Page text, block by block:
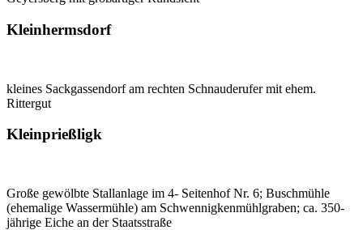
Kleinhermsdorf
kleines Sackgassendorf am rechten Schnauderufer mit ehem.
Rittergut
Kleinprießligk
Große gewölbte Stallanlage im 4- Seitenhof Nr. 6; Buschmühle
(ehemalige Wassermühle) am Schwennigkenmühlgraben; ca. 350-
jährige Eiche an der Staatsstraße